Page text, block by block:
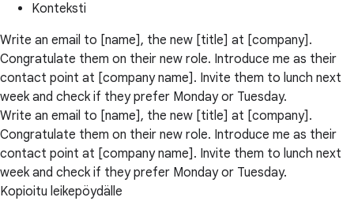
Konteksti
Write an email to [name], the new [title] at [company].
Congratulate them on their new role. Introduce me as their
contact point at [company name]. Invite them to lunch next
week and check if they prefer Monday or Tuesday.
Write an email to [name], the new [title] at [company].
Congratulate them on their new role. Introduce me as their
contact point at [company name]. Invite them to lunch next
week and check if they prefer Monday or Tuesday.
Kopioitu leikepöydälle